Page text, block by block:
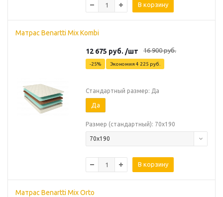
В корзину
Матрас Benartti Mix Kombi
12 675 руб. /шт 16 900руб.
-25% Экономия 4 225 руб.
Стандартный размер: Да
Да
Размер (стандартный): 70х190
70х190
В корзину
Матрас Benartti Mix Orto